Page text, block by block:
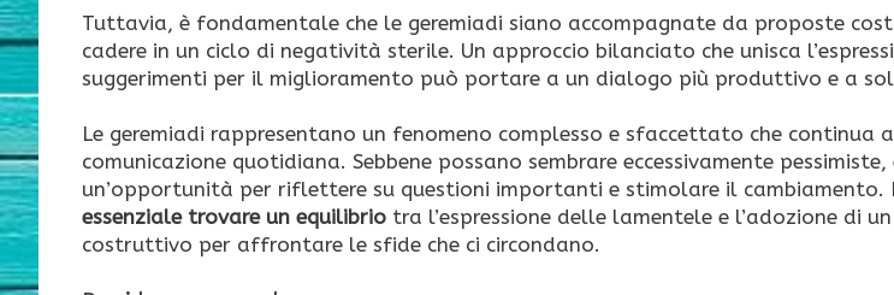
Tuttavia, è fondamentale che le geremiadi siano accompagnate da proposte
cadere in un ciclo di negatività sterile. Un approccio bilanciato che unisca
suggerimenti per il miglioramento può portare a un dialogo più produttivo e a
Le geremiadi rappresentano un fenomeno complesso e sfaccettato che continua
comunicazione quotidiana. Sebbene possano sembrare eccessivamente
un’opportunità per riflettere su questioni importanti e stimolare il cambiamento.
essenziale trovare un equilibrio tra l’espressione delle lamentele e l’adozione di
costruttivo per affrontare le sfide che ci circondano.